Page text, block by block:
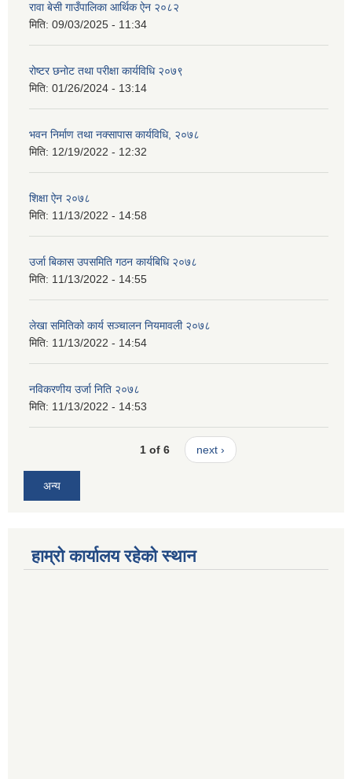
रावा बेसी गाउँपालिका आर्थिक ऐन २०८२
मिति: 09/03/2025 - 11:34
रोष्टर छनोट तथा परीक्षा कार्यविधि २०७९
मिति: 01/26/2024 - 13:14
भवन निर्माण तथा नक्सापास कार्यविधि, २०७८
मिति: 12/19/2022 - 12:32
शिक्षा ऐन २०७८
मिति: 11/13/2022 - 14:58
उर्जा बिकास उपसमिति गठन कार्यबिधि २०७८
मिति: 11/13/2022 - 14:55
लेखा समितिको कार्य सञ्चालन नियमावली २०७८
मिति: 11/13/2022 - 14:54
नविकरणीय उर्जा निति २०७८
मिति: 11/13/2022 - 14:53
1 of 6 next ›
अन्य
हाम्रो कार्यालय रहेको स्थान